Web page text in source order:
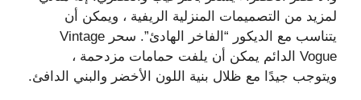
لمزيد من التصميمات المنزلية الريفية ، ويمكن أن
يتناسب مع الديكور “الفاخر الهادئ”. سحر Vintage
Vogue الدائم يمكن أن يلفت حمامات مزدحمة ،
ويتوجب جيدًا مع ظلال بنية اللون الأخضر والبني الدافئ.